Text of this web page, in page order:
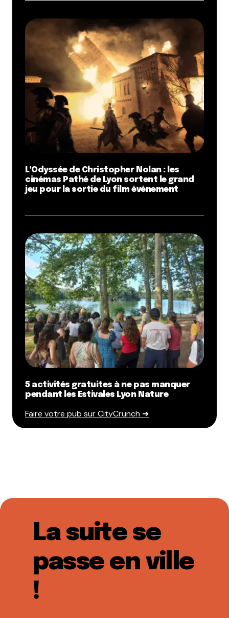
L’Odyssée de Christopher Nolan : les
cinémas Pathé de Lyon sortent le grand
jeu pour la sortie du film événement
5 activités gratuites à ne pas manquer
pendant les Estivales Lyon Nature
Faire votre pub sur CityCrunch ➔
La suite se
passe en ville
!